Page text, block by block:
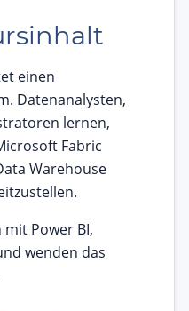
einen
Datenanalysten,
lernen,
Fabric
Warehouse
Power BI,
wenden das